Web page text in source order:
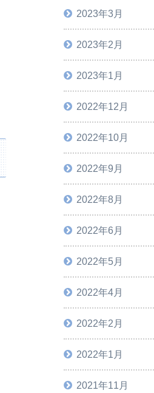
2023年3月
2023年2月
2023年1月
2022年12月
2022年10月
2022年9月
2022年8月
2022年6月
2022年5月
2022年4月
2022年2月
2022年1月
2021年11月